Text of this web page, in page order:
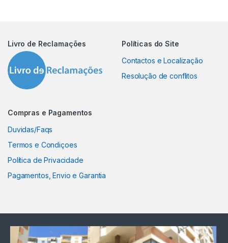
Livro de Reclamações
Políticas do Site
Contactos e Localização
Resolução de conflitos
Compras e Pagamentos
Duvidas/Faqs
Termos e Condiçoes
Política de Privacidade
Pagamentos, Envio e Garantia